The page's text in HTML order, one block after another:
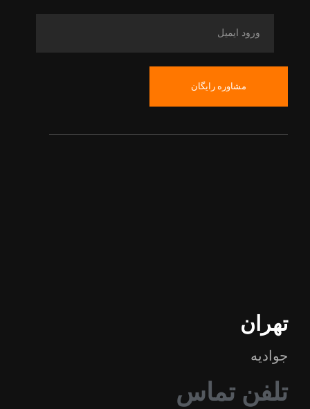
مشاوره رایگان
تهران
جوادیه
تلفن تماس